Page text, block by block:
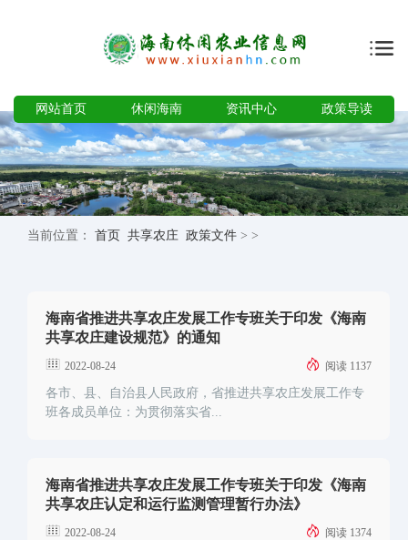
网站首页 休闲海南 资讯中心 政策导读
当前位置： 首页 >
共享农庄 >
政策文件
海南省推进共享农庄发展工作专班关于印发《海南
共享农庄建设规范》的通知
2022-08-24 阅读 1137
各市、县、自治县人民政府，省推进共享农庄发展工作专
班各成员单位：为贯彻落实省...
海南省推进共享农庄发展工作专班关于印发《海南
共享农庄认定和运行监测管理暂行办法》
2022-08-24 阅读 1374